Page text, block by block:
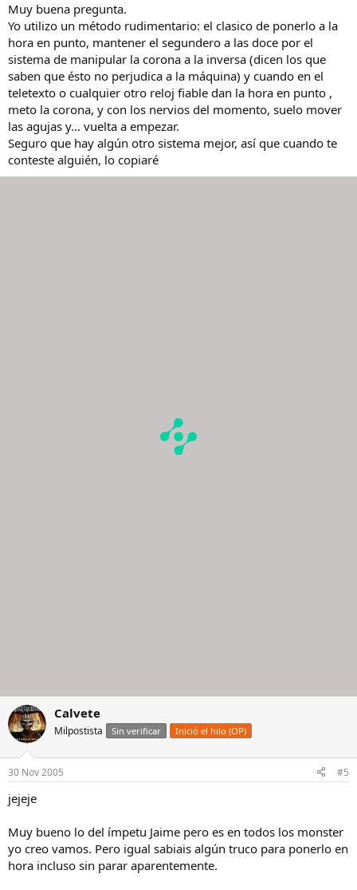
Muy buena pregunta.
Yo utilizo un método rudimentario: el clasico de ponerlo a la
hora en punto, mantener el segundero a las doce por el
sistema de manipular la corona a la inversa (dicen los que
saben que ésto no perjudica a la máquina) y cuando en el
teletexto o cualquier otro reloj fiable dan la hora en punto ,
meto la corona, y con los nervios del momento, suelo mover
las agujas y... vuelta a empezar.
Seguro que hay algún otro sistema mejor, así que cuando te
conteste alguién, lo copiaré
Calvete
Milpostista Sin verificar Inició el hilo (OP)
30 Nov 2005 #5
jejeje
Muy bueno lo del ímpetu Jaime pero es en todos los monster
yo creo vamos. Pero igual sabiais algún truco para ponerlo en
hora incluso sin parar aparentemente.